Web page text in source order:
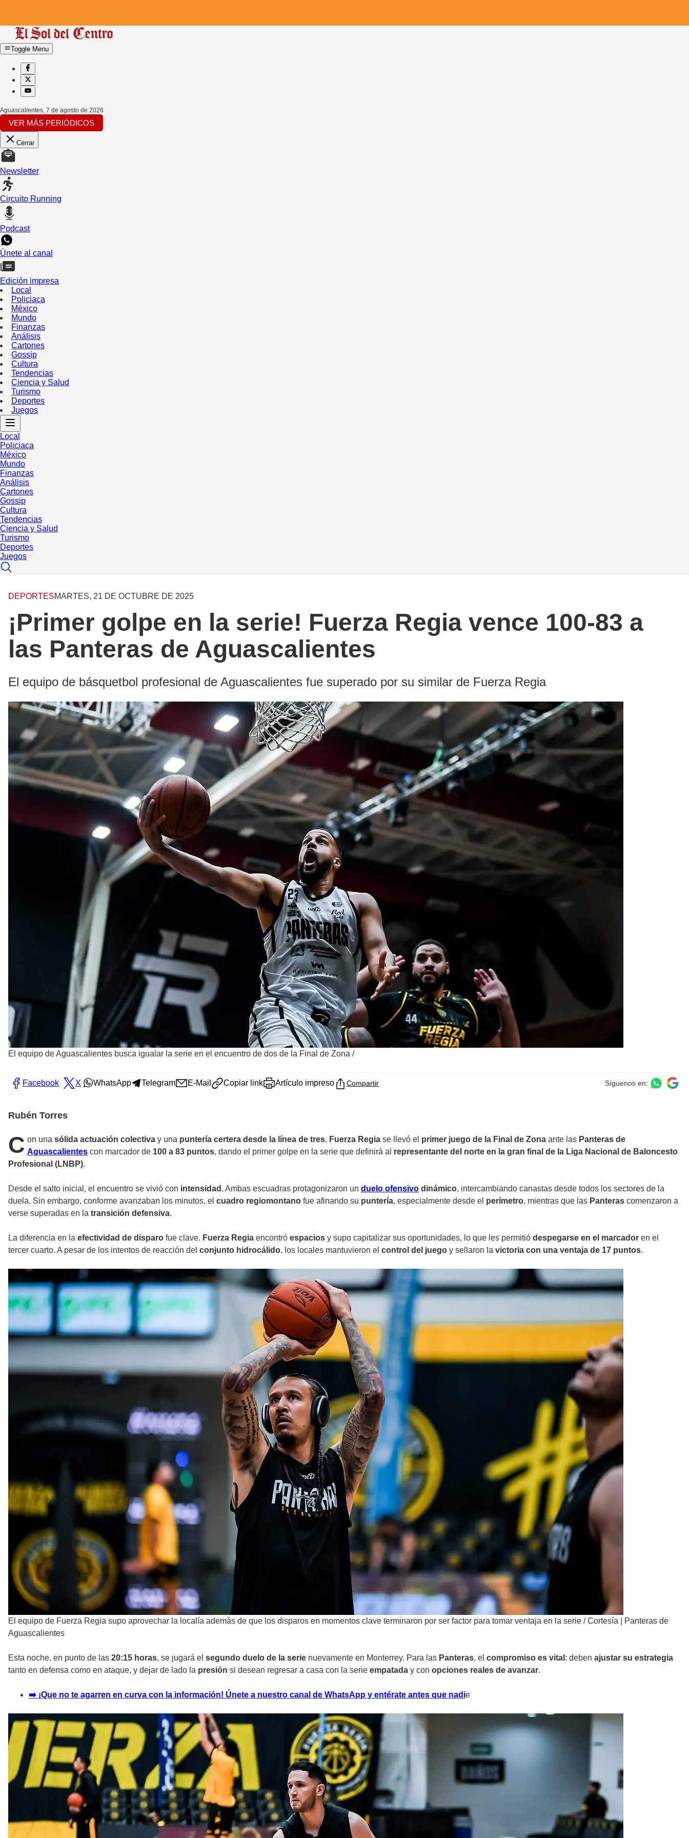
Toggle Menu
Aguascalientes, 7 de agosto de 2026
VER MÁS PERIÓDICOS
Cerrar
Newsletter
Circuito Running
Podcast
Únete al canal
Edición impresa
Local
Policiaca
México
Mundo
Finanzas
Análisis
Cartones
Gossip
Cultura
Tendencias
Ciencia y Salud
Turismo
Deportes
Juegos
Local
Policiaca
México
Mundo
Finanzas
Análisis
Cartones
Gossip
Cultura
Tendencias
Ciencia y Salud
Turismo
Deportes
Juegos
DEPORTESMARTES, 21 DE OCTUBRE DE 2025
¡Primer golpe en la serie! Fuerza Regia vence 100-83 a
las Panteras de Aguascalientes
El equipo de básquetbol profesional de Aguascalientes fue superado por su similar de Fuerza Regia
El equipo de Aguascalientes busca igualar la serie en el encuentro de dos de la Final de Zona /
Facebook X WhatsApp Telegram E-Mail Copiar link Artículo impreso Compartir Síguenos en:
Rubén Torres
C on una sólida actuación colectiva y una puntería certera desde la línea de tres, Fuerza Regia se llevó el primer juego de la Final de Zona ante las Panteras de
Aguascalientes con marcador de 100 a 83 puntos, dando el primer golpe en la serie que definirá al representante del norte en la gran final de la Liga Nacional de Baloncesto
Profesional (LNBP).
Desde el salto inicial, el encuentro se vivió con intensidad . Ambas escuadras protagonizaron un duelo ofensivo dinámico, intercambiando canastas desde todos los sectores de la
duela. Sin embargo, conforme avanzaban los minutos, el cuadro regiomontano fue afinando su puntería, especialmente desde el perímetro, mientras que las Panteras comenzaron a
verse superadas en la transición defensiva.
La diferencia en la efectividad de disparo fue clave. Fuerza Regia encontró espacios y supo capitalizar sus oportunidades, lo que les permitió despegarse en el marcador en el
tercer cuarto. A pesar de los intentos de reacción del conjunto hidrocálido, los locales mantuvieron el control del juego y sellaron la victoria con una ventaja de 17 puntos.
El equipo de Fuerza Regia supo aprovechar la localía además de que los disparos en momentos clave terminaron por ser factor para tomar ventaja en la serie /Cortesía | Panteras de
Aguascalientes
Esta noche, en punto de las 20:15 horas, se jugará el segundo duelo de la serie nuevamente en Monterrey. Para las Panteras, el compromiso es vital : deben ajustar su estrategia
tanto en defensa como en ataque, y dejar de lado la presión si desean regresar a casa con la serie empatada y con opciones reales de avanzar.
➡️ ¡Que no te agarren en curva con la información! Únete a nuestro canal de WhatsApp y entérate antes que nadie